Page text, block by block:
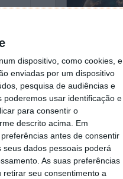
dispositivo, como cookies, e
enviadas por um dispositivo
pesquisa de audiências e
poderemos usar identificação e
para consentir o
descrito acima. Em
antes de consentir
dados pessoais poderá
As suas preferências
seu consentimento a